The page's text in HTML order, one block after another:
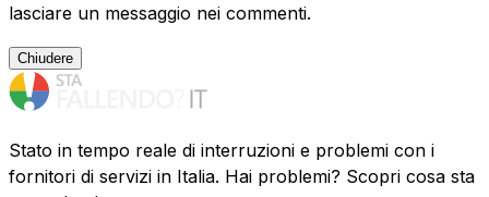
lasciare un messaggio nei commenti.
Chiudere
Stato in tempo reale di interruzioni e problemi con i
fornitori di servizi in Italia. Hai problemi? Scopri cosa sta